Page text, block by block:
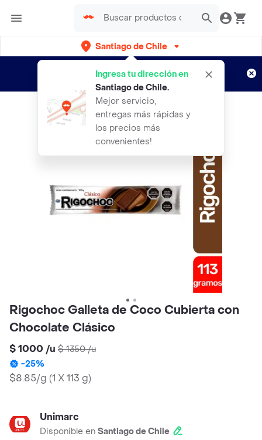
Santiago de Chile
Ingresa tu dirección en
Santiago de Chile.
Mejor servicio,
entregas más rápidas y
los precios más
convenientes!
envíos gratis por semanas
Aplican TyC
Rigochoc Galleta de Coco Cubierta con
Chocolate Clásico
$ 1000 /u $ 1350/u
-25%
$8.85/g (1 X 113 g)
Unimarc
Disponible en Santiago de Chile